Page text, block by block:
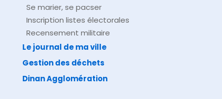
Se marier, se pacser
Inscription listes électorales
Recensement militaire
Le journal de ma ville
Gestion des déchets
Dinan Agglomération